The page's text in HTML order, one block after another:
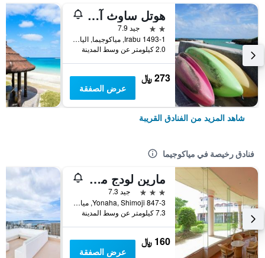
هوتل ساوث آيلاند
2 نجمتين
جيد 7.9
1493-1 Irabu, مياكوجيما, اليابان
2.0 كيلومتر عن وسط المدينة
273 ﷼
عرض الصفقة
شاهد المزيد من الفنادق القريبة
فنادق رخيصة في مياكوجيما
مارين لودج ماريا
3 نجوم
جيد 7.3
847-3 Yonaha, Shimoji, مياكوجيما, اليابان
7.3 كيلومتر عن وسط المدينة
160 ﷼
عرض الصفقة